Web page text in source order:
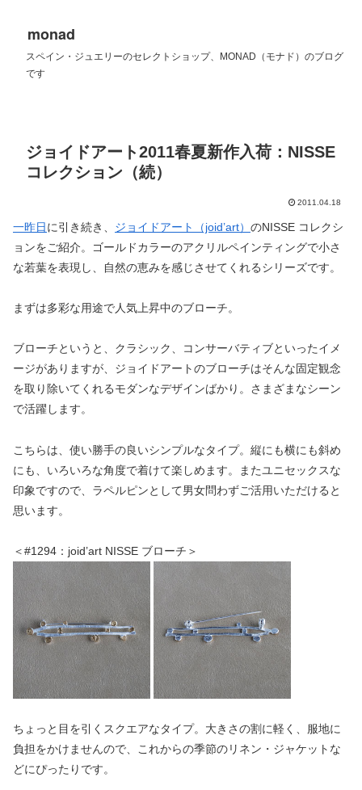
monad
スペイン・ジュエリーのセレクトショップ、MONAD（モナド）のブログ
です
ジョイドアート2011春夏新作入荷：NISSE
コレクション（続）
2011.04.18
一昨日に引き続き、 ジョイドアート（joid’art） のNISSE コレクシ
ョンをご紹介。ゴールドカラーのアクリルペインティングで小さ
な若葉を表現し、自然の恵みを感じさせてくれるシリーズです。
まずは多彩な用途で人気上昇中のブローチ。
ブローチというと、クラシック、コンサーバティブといったイメ
ージがありますが、ジョイドアートのブローチはそんな固定観念
を取り除いてくれるモダンなデザインばかり。さまざまなシーン
で活躍します。
こちらは、使い勝手の良いシンプルなタイプ。縦にも横にも斜め
にも、いろいろな角度で着けて楽しめます。またユニセックスな
印象ですので、ラペルピンとして男女問わずご活用いただけると
思います。
＜#1294：joid’art NISSE ブローチ＞
ちょっと目を引くスクエアなタイプ。大きさの割に軽く、服地に
負担をかけませんので、これからの季節のリネン・ジャケットな
どにぴったりです。